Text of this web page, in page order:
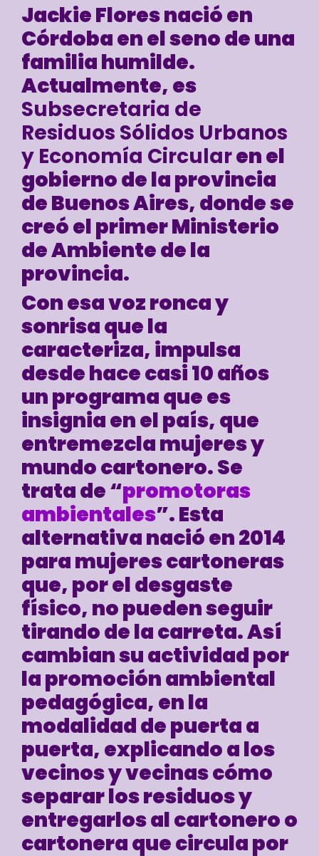
Jackie Flores nació en
Córdoba en el seno de una
familia humilde.
Actualmente, es
Subsecretaria de
Residuos Sólidos Urbanos
y Economía Circularen el
gobierno de la provincia
de Buenos Aires, donde se
creó el primer Ministerio
de Ambiente de la
provincia.
Con esa voz ronca y
sonrisa que la
caracteriza, impulsa
desde hace casi 10 años
un programa que es
insignia en el país, que
entremezcla mujeres y
mundo cartonero. Se
trata de “promotoras
ambientales”. Esta
alternativa nació en 2014
para mujeres cartoneras
que, por el desgaste
físico, no pueden seguir
tirando de la carreta. Así
cambian su actividad por
la promoción ambiental
pedagógica, en la
modalidad de puerta a
puerta, explicando a los
vecinos y vecinas cómo
separar los residuos y
entregarlos al cartonero o
cartonera que circula por